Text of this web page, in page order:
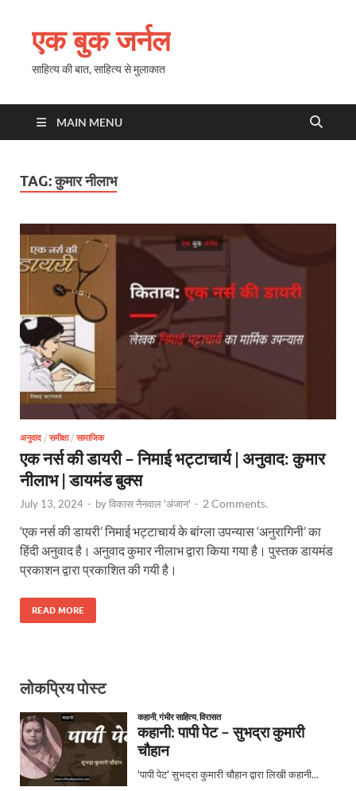
एक बुक जर्नल
साहित्य की बात, साहित्य से मुलाकात
MAIN MENU
TAG:कुमार नीलाभ
अनुवाद / समीक्षा/ सामाजिक
एक नर्स की डायरी – निमाई भट्टाचार्य | अनुवाद: कुमार
नीलाभ | डायमंड बुक्स
July 13, 2024 - byविकास नैनवाल 'अंजान' - 2 Comments.
‘एक नर्स की डायरी’ निमाई भट्टाचार्य के बांग्ला उपन्यास ‘अनुरागिनी’ का
हिंदी अनुवाद है। अनुवाद कुमार नीलाभ द्वारा किया गया है। पुस्तक डायमंड
प्रकाशन द्वारा प्रकाशित की गयी है।
READ MORE
लोकप्रिय पोस्ट